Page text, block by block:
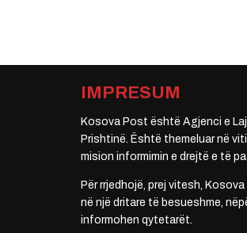
IMPRESUM
Kosova Post është Agjenci e
Prishtinë. Është themeluar në
mision informimin e drejtë e të
Për rrjedhojë, prej vitesh,
në një dritare të besueshme,
informohen qytetarët.